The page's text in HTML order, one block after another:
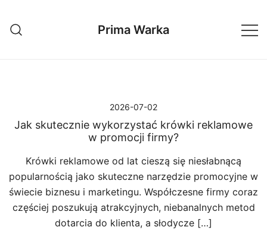
treści
Prima Warka
2026-07-02
Jak skutecznie wykorzystać krówki reklamowe
w promocji firmy?
Krówki reklamowe od lat cieszą się niesłabnącą
popularnością jako skuteczne narzędzie promocyjne w
świecie biznesu i marketingu. Współczesne firmy coraz
częściej poszukują atrakcyjnych, niebanalnych metod
dotarcia do klienta, a słodycze […]